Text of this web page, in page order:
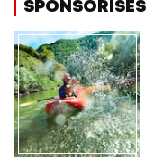
SPONSORISÉS